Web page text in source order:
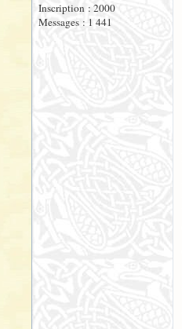
Inscription : 2000
Messages : 1 441